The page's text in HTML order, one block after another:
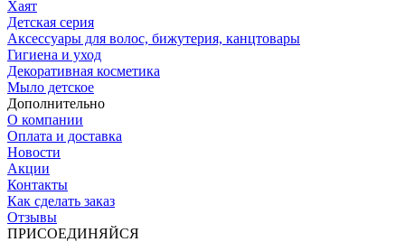
Хаят
Детская серия
Аксессуары для волос, бижутерия, канцтовары
Гигиена и уход
Декоративная косметика
Мыло детское
Дополнительно
О компании
Оплата и доставка
Новости
Акции
Контакты
Как сделать заказ
Отзывы
ПРИСОЕДИНЯЙСЯ